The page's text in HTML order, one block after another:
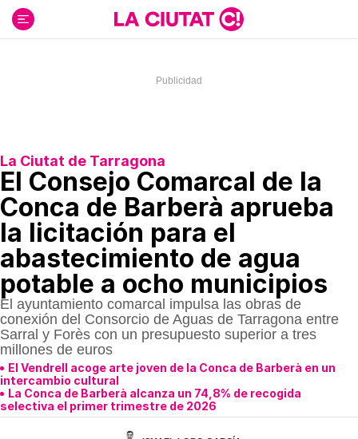
contenido
La Ciutat de Tarragona
El Consejo Comarcal de la
Conca de Barberà aprueba
la licitación para el
abastecimiento de agua
potable a ocho municipios
El ayuntamiento comarcal impulsa las obras de
conexión del Consorcio de Aguas de Tarragona entre
Sarral y Forès con un presupuesto superior a tres
millones de euros
El Vendrell acoge arte joven de la Conca de Barberà en un
intercambio cultural
La Conca de Barberà alcanza un 74,8% de recogida
selectiva el primer trimestre de 2026